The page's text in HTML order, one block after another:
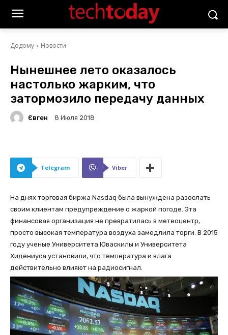
Додому Новости
Нынешнее лето оказалось
настолько жарким, что
затормозило передачу данных
Євген 8 Июля 2018
Telegram Viber
На днях торговая биржа Nasdaq была вынуждена разослать
своим клиентам предупреждение о жаркой погоде. Эта
финансовая организация не превратилась в метеоцентр,
просто высокая температура воздуха замедлила торги. В 2015
году ученые Университета Юваскилы и Университета
Хидениуса установили, что температура и влага
действительно влияют на радиосигнал.